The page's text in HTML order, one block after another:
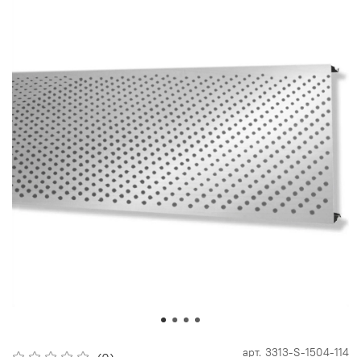
арт. 3313-S-1504-114